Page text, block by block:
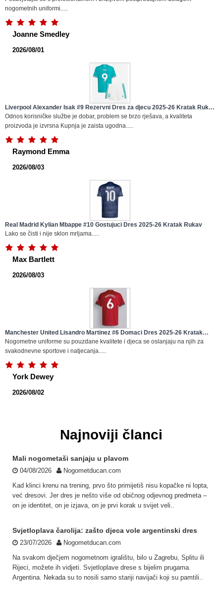
nogometnih uniformi.....
Joanne Smedley
2026/08/01
Liverpool Alexander Isak #9 Rezervni Dres za djecu 2025-26 Kratak Rukav
(+ Kratke hlače)
Odnos korisničke službe je dobar, problem se brzo rješava, a kvaliteta
proizvoda je izvrsna Kupnja je zaista ugodna.....
Raymond Emma
2026/08/03
Real Madrid Kylian Mbappe #10 Gostujuci Dres 2025-26 Kratak Rukav
Lako se čisti i nije sklon mrljama.....
Max Bartlett
2026/08/03
Manchester United Lisandro Martinez #6 Domaci Dres 2025-26 Kratak
Rukav
Nogometne uniforme su pouzdane kvalitete i djeca se oslanjaju na njih za
svakodnevne sportove i natjecanja.....
York Dewey
2026/08/02
Najnoviji članci
Mali nogometaši sanjaju u plavom
04/08/2026
Nogometducan.com
Kad klinci krenu na trening, prvo što primijetiš nisu kopačke ni lopta,
već dresovi. Jer dres je nešto više od običnog odjevnog predmeta –
on je identitet, on je izjava, on je prvi korak u svijet veli..
Svjetloplava čarolija: zašto djeca vole argentinski dres
23/07/2026
Nogometducan.com
Na svakom dječjem nogometnom igralištu, bilo u Zagrebu, Splitu ili
Rijeci, možete ih vidjeti. Svjetloplave drese s bijelim prugama.
Argentina. Nekada su to nosili samo stariji navijači koji su pamtili..